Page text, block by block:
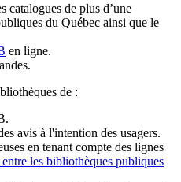
catalogues de plus d’une
du Québec ainsi que le
en ligne.
de :
avis à l'intention des usagers.
en tenant compte des lignes
les bibliothèques publiques